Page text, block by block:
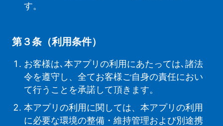
す。
第３条（利用条件）
お客様は､本アプリの利用にあたっては､諸法
令を遵守し、全てお客様ご自身の責任におい
て行うことを承諾して頂きます。
本アプリの利用に関しては、本アプリの利用
に必要な環境の整備・維持管理および別途携